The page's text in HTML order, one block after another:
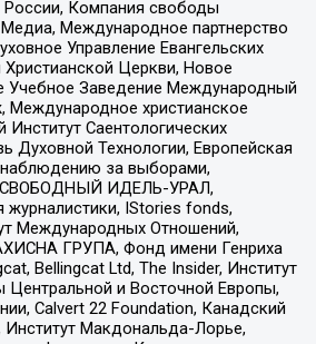
Компания свободы
Международное партнерство
Управление Евангельских
Христианской Церкви, Новое
Учебное Заведение Международный
Международное христианское
Саентологических
Духовной Технологии, Европейская
наблюдению за выборами,
СВОБОДНЫЙ ИДЕЛЬ-УРАЛ,
журналистики, IStories fonds,
Международных Отношений,
ГРУПА, Фонд имени Генриха
Bellingcat Ltd, The Insider, Институт
Центральной и Восточной Европы,
Calvert 22 Foundation, Канадский
Институт Макдональда-Лорье,